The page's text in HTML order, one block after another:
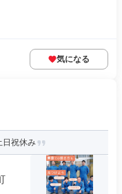
気になる
日祝休み